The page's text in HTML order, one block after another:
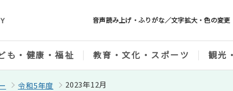
音声読み上げ・ふりがな／文字拡大・色の変更
も・健康・福祉 教育・文化・スポーツ 観光
令和5年度 2023年12月